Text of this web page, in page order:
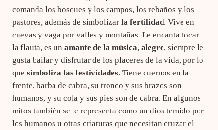
comanda los bosques y los campos, los rebaños y los
pastores, además de simbolizar la fertilidad. Vive en
cuevas y vaga por valles y montañas. Le encanta tocar
la flauta, es un amante de la música, alegre, siempre le
gusta bailar y disfrutar de los placeres de la vida, por lo
que simboliza las festividades. Tiene cuernos en la
frente, barba de cabra, su tronco y sus brazos son
humanos, y su cola y sus pies son de cabra. En algunos
mitos también se le representa como un dios temido por
los humanos u otras criaturas que necesitan cruzar el